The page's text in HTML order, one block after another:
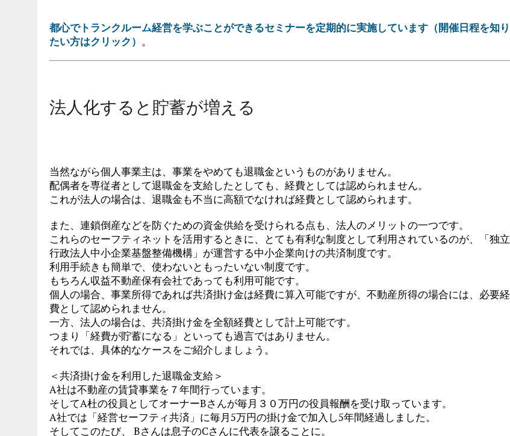
都心でトランクルーム経営を学ぶことができるセミナーを定期的に実施しています（開催日程を知り
たい方はクリック） 。
法人化すると貯蓄が増える
当然ながら個人事業主は、事業をやめても退職金というものがありません。
配偶者を専従者として退職金を支給したとしても、経費としては認められません。
これが法人の場合は、退職金も不当に高額でなければ経費として認められます。
また、連鎖倒産などを防ぐための資金供給を受けられる点も、法人のメリットの一つです。
これらのセーフティネットを活用するときに、とても有利な制度として利用されているのが、「独立
行政法人中小企業基盤整備機構」が運営する中小企業向けの共済制度です。
利用手続きも簡単で、使わないともったいない制度です。
もちろん収益不動産保有会社であっても利用可能です。
個人の場合、事業所得であれば共済掛け金は経費に算入可能ですが、不動産所得の場合には、必要経
費として認められません。
一方、法人の場合は、共済掛け金を全額経費として計上可能です。
つまり「経費が貯蓄になる」といっても過言ではありません。
それでは、具体的なケースをご紹介しましょう。
＜共済掛け金を利用した退職金支給＞
A社は不動産の賃貸事業を７年間行っています。
そしてA杜の役員としてオーナーBさんが毎月３０万円の役員報酬を受け取っています。
A社では「経営セーフティ共済」に毎月5万円の掛け金で加入し5年間経過しました。
そしてこのたび、 Bさんは息子のCさんに代表を譲ることに。